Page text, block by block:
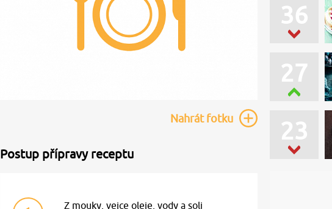
Nahrátfotku
Postup přípravy receptu
Z mouky, vejce oleje, vody a soli
36
27
23